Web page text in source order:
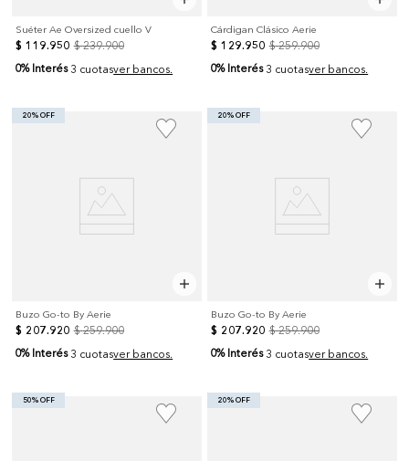
Suéter Ae Oversized cuello V
$ 119.950 $ 239.900
0% Interés 3 cuotasver bancos.
Cárdigan Clásico Aerie
$ 129.950 $ 259.900
0% Interés 3 cuotasver bancos.
20% OFF
Buzo Go-to By Aerie
$ 207.920 $ 259.900
0% Interés 3 cuotasver bancos.
20% OFF
Buzo Go-to By Aerie
$ 207.920 $ 259.900
0% Interés 3 cuotasver bancos.
50% OFF 20% OFF